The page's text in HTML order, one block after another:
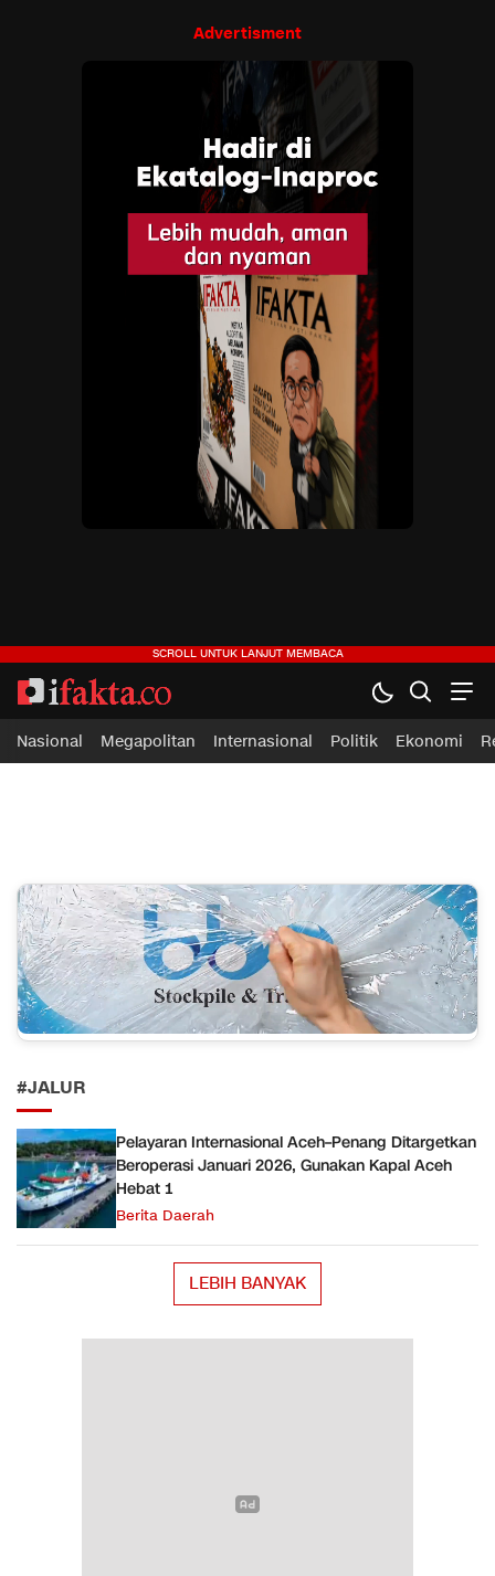
Advertisment
ifakta.co
#pastibenar
Nasional Megapolitan Internasional Politik Ekonomi
#JALUR
Pelayaran Internasional Aceh–Penang Ditargetkan
Beroperasi Januari 2026, Gunakan Kapal Aceh
Hebat 1
Berita Daerah
LEBIH BANYAK